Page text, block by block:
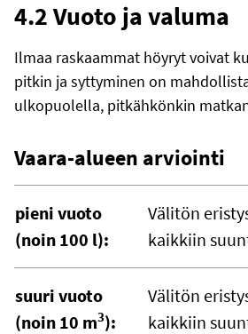
4.2 Vuoto ja valuma
Ilmaa raskaammat höyryt voivat
pitkin ja syttyminen on
ulkopuolella, pitkähkönkin
Vaara-alueen arviointi
pieni vuoto
(noin 100 l):
Välitön
kaikkiin
suuri vuoto
(noin 10 m3):
Välitön
kaikkiin